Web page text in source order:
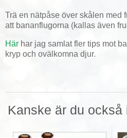
Trä en nätpåse över skålen med
att bananflugorna (kallas även
Här har jag samlat fler tips mot
kryp och ovälkomna djur.
Kanske är du också